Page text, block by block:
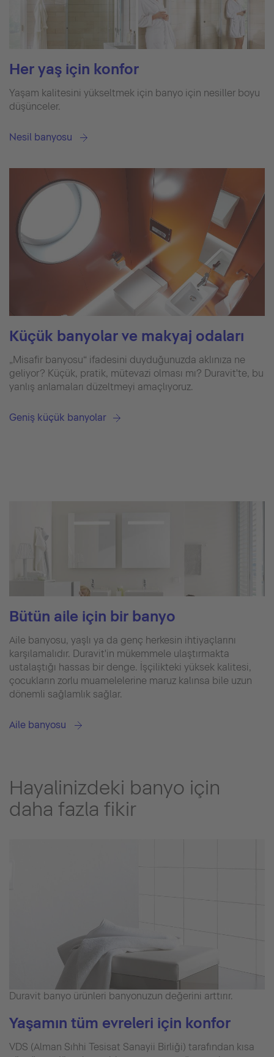
Her yaş için konfor
Yaşam kalitesini yükseltmek için banyo için nesiller boyu
düşünceler.
Nesil banyosu
Küçük banyolar ve makyaj odaları
„Misafir banyosu“ ifadesini duyduğunuzda aklınıza ne
geliyor? Küçük, pratik, mütevazi olması mı? Duravit'te, bu
yanlış anlamaları düzeltmeyi amaçlıyoruz.
Geniş küçük banyolar
Bütün aile için bir banyo
Aile banyosu, yaşlı ya da genç herkesin ihtiyaçlarını
karşılamalıdır. Duravit'in mükemmele ulaştırmakta
ustalaştığı hassas bir denge. İşçilikteki yüksek kalitesi,
çocukların zorlu muamelelerine maruz kalınsa bile uzun
dönemli sağlamlık sağlar.
Aile banyosu
Hayalinizdeki banyo için
daha fazla fikir
Duravit banyo ürünleri banyonuzun değerini arttırır.
Yaşamın tüm evreleri için konfor
VDS (Alman Sıhhi Tesisat Sanayii Birliği) tarafından kısa